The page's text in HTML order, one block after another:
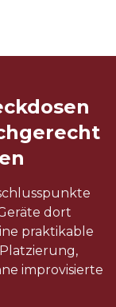
dort
praktikable
improvisierte